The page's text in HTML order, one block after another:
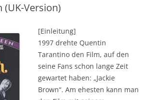
(UK-Version)
[Einleitung]
1997 drehte Quentin
Tarantino den Film, auf den
seine Fans schon lange Zeit
gewartet haben: „Jackie
Brown“. Am ehesten kann man